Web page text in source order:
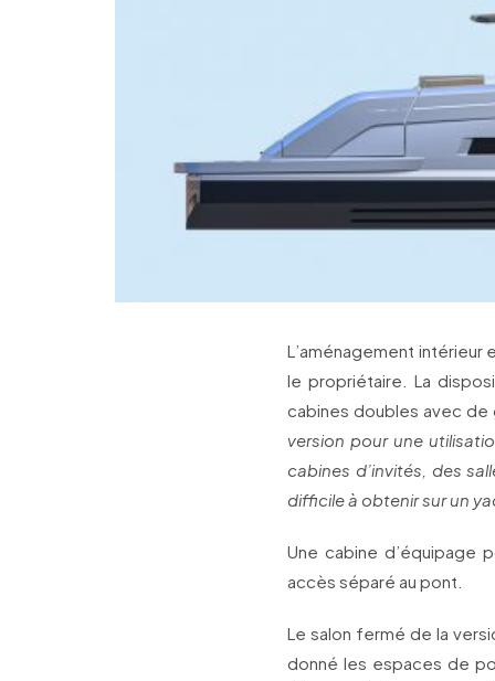
L’aménagement
le propriétaire. La
cabines doubles avec
version pour une
cabines d’invités, des
difficile à obtenir sur un
Une cabine d’équipage
accès séparé au pont.
Le salon fermé de la
donné les espaces de